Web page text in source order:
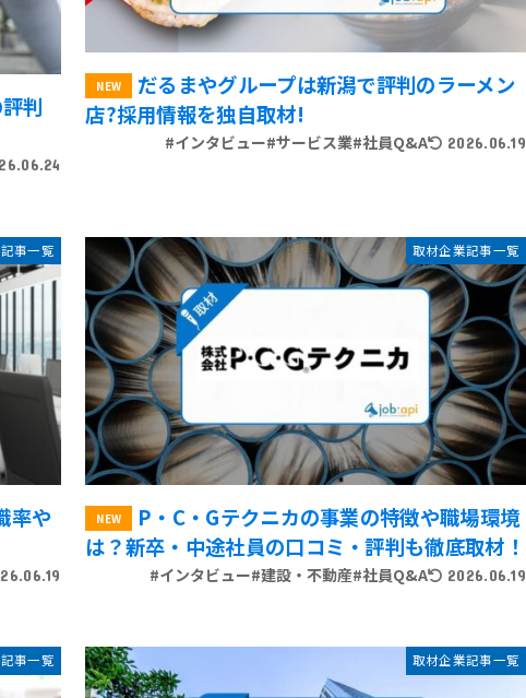
判
だるまやグループは新潟で評判のラーメン
店?採用情報を独自取材!
#インタビュー#サービス業#社員Q&A 2026.06.19
事一覧
率や
取材企業記事一覧
P・C・Gテクニカの事業の特徴や職場環境
は？新卒・中途社員の口コミ・評判も徹底取材！
#インタビュー#建設・不動産#社員Q&A 2026.06.19
事一覧 取材企業記事一覧